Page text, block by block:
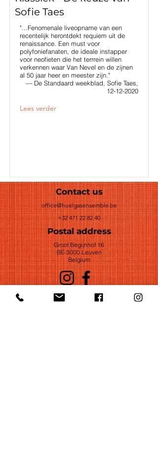
Sofie Taes
"...Fenomenale liveopname van een
recentelijk herontdekt requiem uit de
renaissance. Een must voor
polyfoniefanaten, de ideale instapper
voor neofieten die het terrrein willen
verkennen waar Van Nevel en de zijnen
al 50 jaar heer en meester zijn."
— De Standaard weekblad, Sofie Taes,
12-12-2020
Lees verder
Contact us
office@huelgasensemble.be
+32 471 22 82 40
Postal address
Groot Begijnhof 16
BE-3000 Leuven
Belgium
©2022 by Huelgas Ensemble